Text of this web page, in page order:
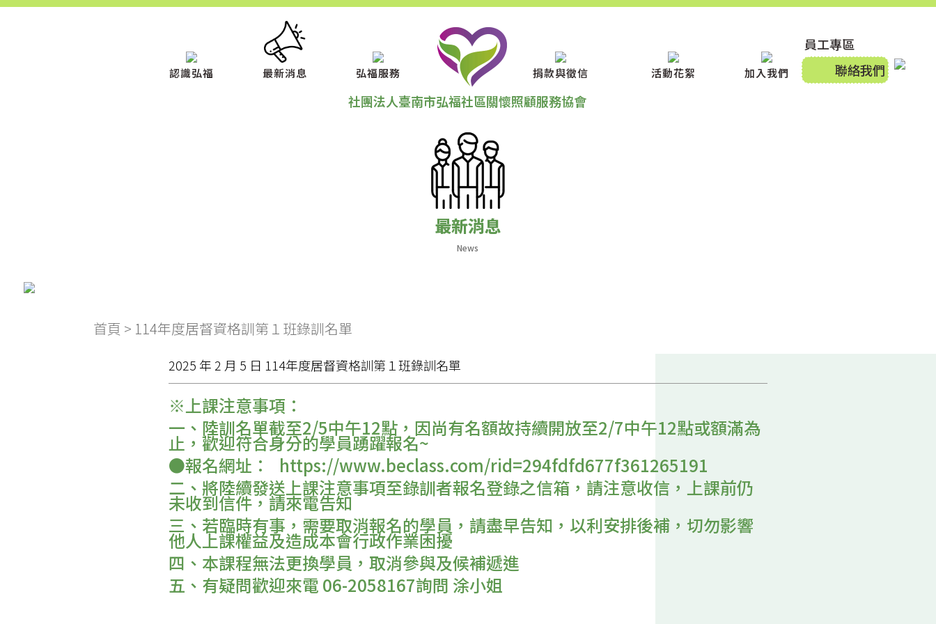
認識弘福 最新消息 弘福服務 捐款與徵信 活動花絮 加入我們
社團法人臺南市弘福社區關懷照顧服務協會
員工專區
聯絡我們
最新消息
News
首頁 > 114年度居督資格訓第１班錄訓名單
2025 年 2 月 5 日 114年度居督資格訓第１班錄訓名單
※上課注意事項：
一、陸訓名單截至2/5中午12點，因尚有名額故持續開放至2/7中午12點或額滿為
止，歡迎符合身分的學員踴躍報名~
●報名網址： https://www.beclass.com/rid=294fdfd677f361265191
二、將陸續發送上課注意事項至錄訓者報名登錄之信箱，請注意收信，上課前仍
未收到信件，請來電告知
三、若臨時有事，需要取消報名的學員，請盡早告知，以利安排後補，切勿影響
他人上課權益及造成本會行政作業困擾
四、本課程無法更換學員，取消參與及候補遞進
五、有疑問歡迎來電 06-2058167詢問 涂小姐